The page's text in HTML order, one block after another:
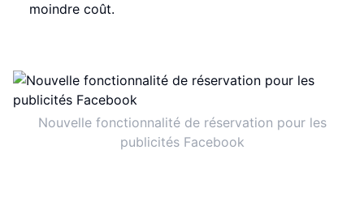
moindre coût.
Nouvelle fonctionnalité de réservation pour les
publicités Facebook